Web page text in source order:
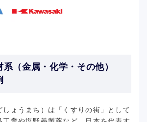
系（金属・化学・その他）
しょうまち）は「くすりの街」として